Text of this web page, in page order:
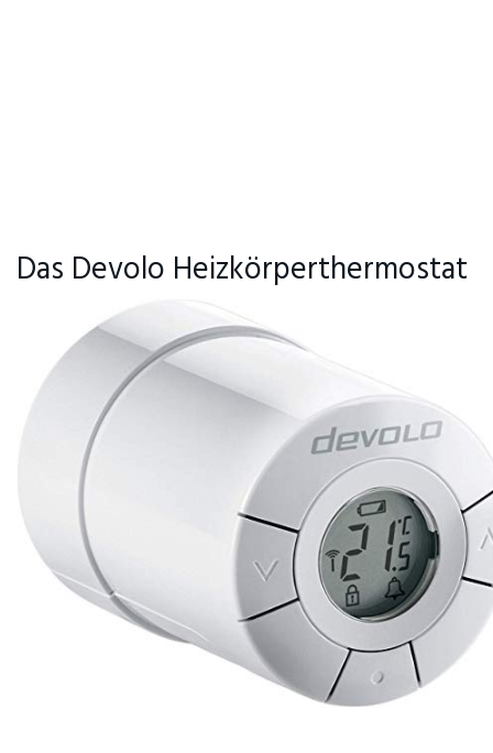
Das Devolo Heizkörperthermostat